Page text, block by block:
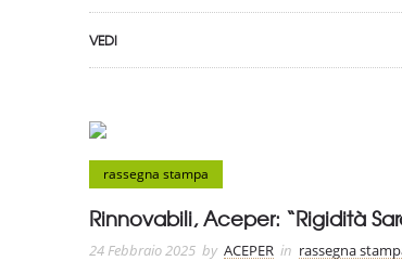
VEDI
rassegna stampa
Rinnovabili, Aceper: “Rigidità
24 Febbraio 2025 by ACEPER in rassegna